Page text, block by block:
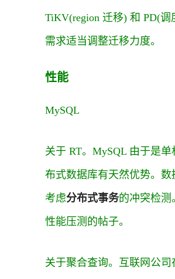
TiKV(region 迁移) 和 PD(
需求适当调整迁移力度。
性能
MySQL
关于 RT。MySQL 由于是
布式数据库有天然优势。
考虑分布式事务的冲突检测
性能压测的帖子。
关于聚合查询。互联网公